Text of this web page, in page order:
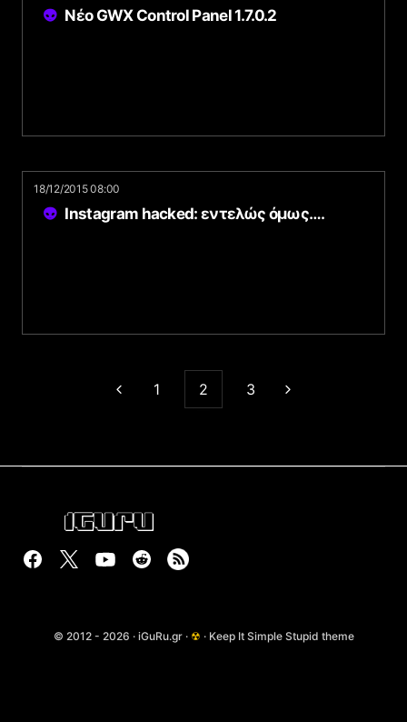
Νέο GWX Control Panel 1.7.0.2
18/12/2015 08:00
Instagram hacked: εντελώς όμως….
1 2 3
© 2012 - 2026 · iGuRu.gr · ☢ · Keep It Simple Stupid theme